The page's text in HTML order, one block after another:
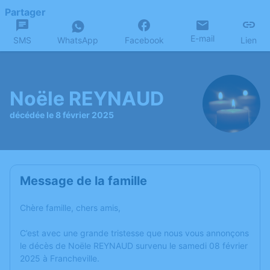
Partager
SMS WhatsApp Facebook E-mail Lien
Noële REYNAUD
décédée le 8 février 2025
Message de la famille
Chère famille, chers amis,
C’est avec une grande tristesse que nous vous annonçons
le décès de Noële REYNAUD survenu le samedi 08 février
2025 à Francheville.